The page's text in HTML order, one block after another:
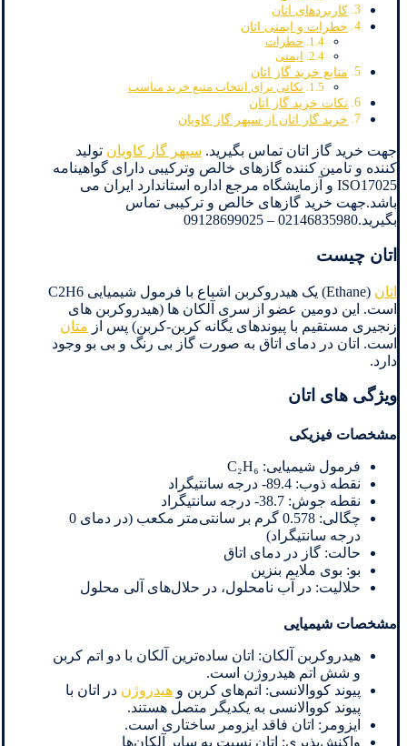
کاربردهای اتان
خطرات و ایمنی اتان
خطرات
ایمنی
منابع خرید گاز اتان
نکاتی برای انتخاب منبع خرید مناسب
نکات خرید گاز اتان
خرید گاز اتان از سپهر گاز کاویان
جهت خرید گاز اتان تماس بگیرید. سپهر گاز کاویان تولید
کننده و تامین کننده گازهای خالص وترکیبی دارای گواهینامه
ISO17025 و آزمایشگاه مرجع اداره استاندارد ایران می
باشد.جهت خرید گازهای خالص و ترکیبی تماس
بگیرید.02146835980 – 09128699025
اتان چیست
اتان
(Ethane) یک هیدروکربن اشباع با فرمول شیمیایی C2H6
است. این دومین عضو از سری آلکان ها (هیدروکربن های
زنجیری مستقیم با پیوندهای یگانه کربن-کربن) پس از متان
است. اتان در دمای اتاق به صورت گاز بی رنگ و بی بو وجود
دارد.
ویژگی های اتان
مشخصات فیزیکی
فرمول شیمیایی: C₂H₆
نقطه ذوب: 89.4- درجه سانتیگراد
نقطه جوش: 38.7- درجه سانتیگراد
چگالی: 0.578 گرم بر سانتی‌متر مکعب (در دمای 0
درجه سانتیگراد)
حالت: گاز در دمای اتاق
بو: بوی ملایم بنزین
حلالیت: در آب نامحلول، در حلال‌های آلی محلول
مشخصات شیمیایی
هیدروکربن آلکان: اتان ساده‌ترین آلکان با دو اتم کربن
و شش اتم هیدروژن است.
پیوند کووالانسی: اتم‌های کربن و هیدروژن در اتان با
پیوند کووالانسی به یکدیگر متصل هستند.
ایزومر: اتان فاقد ایزومر ساختاری است.
واکنش‌پذیری: اتان نسبت به سایر آلکان‌ها